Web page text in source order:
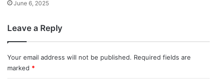
June 6, 2025
Leave a Reply
Your email address will not be published. Required fields are
marked *